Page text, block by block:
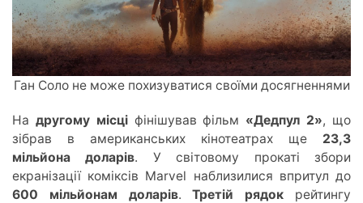
Ган Соло не може похизуватися своїми досягненнями
На другому місціфінішував фільм «Дедпул 2», що
зібрав в американських кінотеатрах ще 23,3
мільйона доларів. У світовому прокаті збори
екранізації коміксів Marvel наблизилися впритул до
600 мільйонам доларів.Третій рядок рейтингу